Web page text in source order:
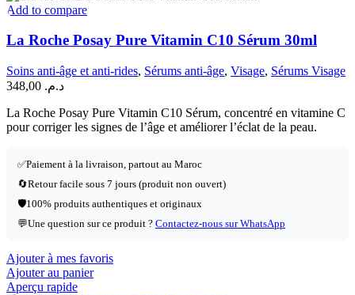
Add to compare
La Roche Posay Pure Vitamin C10 Sérum 30ml
Soins anti-âge et anti-rides, Sérums anti-âge, Visage, Sérums Visage
د.م.
La Roche Posay Pure Vitamin C10 Sérum, concentré en vitamine C
pour corriger les signes de l’âge et améliorer l’éclat de la peau.
✅Paiement à la livraison, partout au Maroc
🔄Retour facile sous 7 jours (produit non ouvert)
🛡️100% produits authentiques et originaux
💬Une question sur ce produit ? Contactez-nous sur WhatsApp
Ajouter à mes favoris
Ajouter au panier
Aperçu rapide